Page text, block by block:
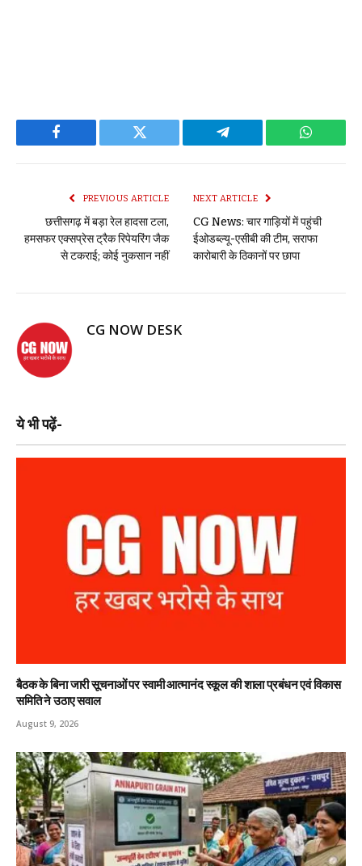
Facebook Twitter Telegram
PREVIOUS ARTICLE
छत्तीसगढ़ में बड़ा रेल हादसा टला,
हमसफर एक्सप्रेस ट्रैक रिपेयरिंग जैक
से टकराई; कोई नुकसान नहीं
NEXT ARTICLE
CG News: चार गाड़ियों में पहुंची
ईओडब्ल्यू-एसीबी की टीम, सराफा
कारोबारी के ठिकानों पर छापा
CG NOW DESK
ये भी पढ़ें-
बैठक के बिना जारी सूचनाओं पर स्वामी आत्मानंद स्कूल की शाला प्रबंधन एवं विकास
समिति ने उठाए सवाल
August 9, 2026